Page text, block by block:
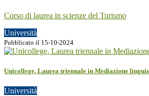
Corso di laurea in scienze del Turismo
Università
Pubblicato il 15-10-2024
Unicollege, Laurea triennale in Mediazione
Università